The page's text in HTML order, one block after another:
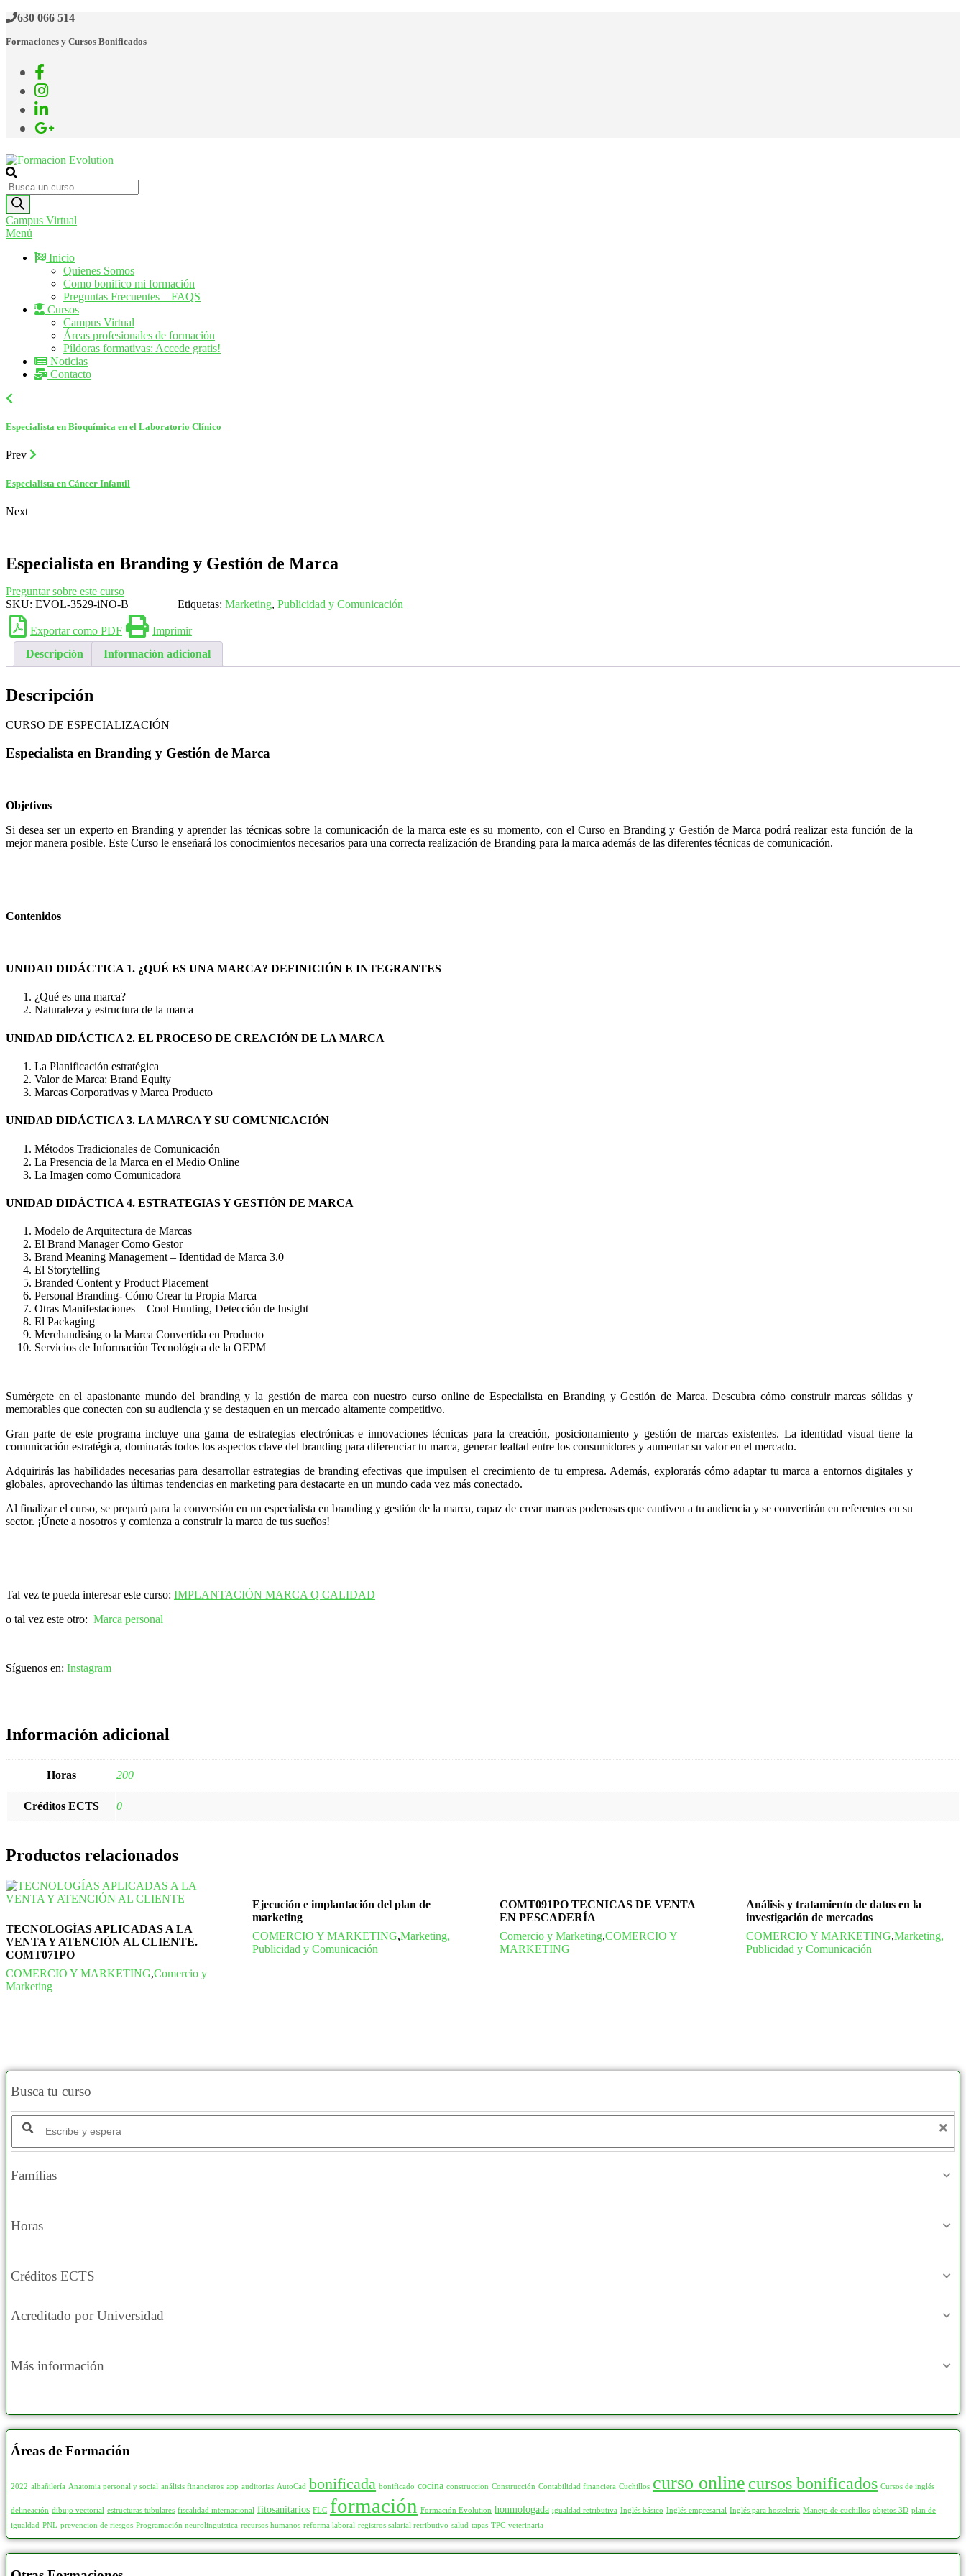
Saltar
contenido
630 066 514
Formaciones y Cursos Bonificados
Formacion Evolution
Cursos de formación continua
Búsqueda
de
productos
Campus Virtual
Menú
Inicio
Quienes Somos
Como bonifico mi formación
Preguntas Frecuentes – FAQS
Cursos
Campus Virtual
Áreas profesionales de formación
Píldoras formativas: Accede gratis!
Noticias
Contacto
Especialista en Bioquímica en el Laboratorio Clínico
Prev
Especialista en Cáncer Infantil
Next
Especialista en Branding y Gestión de Marca
Preguntar sobre este curso
SKU: EVOL-3529-iNO-B Etiquetas: Marketing, Publicidad y Comunicación
Exportar como PDF
Imprimir
Descripción
Información adicional
Descripción
CURSO DE ESPECIALIZACIÓN
Especialista en Branding y Gestión de Marca
Objetivos
Si desea ser un experto en Branding y aprender las técnicas sobre la comunicación de la marca este es su momento, con el Curso en Branding y Gestión de Marca podrá realizar esta función de la
mejor manera posible. Este Curso le enseñará los conocimientos necesarios para una correcta realización de Branding para la marca además de las diferentes técnicas de comunicación.
Contenidos
UNIDAD DIDÁCTICA 1. ¿QUÉ ES UNA MARCA? DEFINICIÓN E INTEGRANTES
¿Qué es una marca?
Naturaleza y estructura de la marca
UNIDAD DIDÁCTICA 2. EL PROCESO DE CREACIÓN DE LA MARCA
La Planificación estratégica
Valor de Marca: Brand Equity
Marcas Corporativas y Marca Producto
UNIDAD DIDÁCTICA 3. LA MARCA Y SU COMUNICACIÓN
Métodos Tradicionales de Comunicación
La Presencia de la Marca en el Medio Online
La Imagen como Comunicadora
UNIDAD DIDÁCTICA 4. ESTRATEGIAS Y GESTIÓN DE MARCA
Modelo de Arquitectura de Marcas
El Brand Manager Como Gestor
Brand Meaning Management – Identidad de Marca 3.0
El Storytelling
Branded Content y Product Placement
Personal Branding- Cómo Crear tu Propia Marca
Otras Manifestaciones – Cool Hunting, Detección de Insight
El Packaging
Merchandising o la Marca Convertida en Producto
Servicios de Información Tecnológica de la OEPM
Sumérgete en el apasionante mundo del branding y la gestión de marca con nuestro curso online de Especialista en Branding y Gestión de Marca. Descubra cómo construir marcas sólidas y
memorables que conecten con su audiencia y se destaquen en un mercado altamente competitivo.
Gran parte de este programa incluye una gama de estrategias electrónicas e innovaciones técnicas para la creación, posicionamiento y gestión de marcas existentes. La identidad visual tiene la
comunicación estratégica, dominarás todos los aspectos clave del branding para diferenciar tu marca, generar lealtad entre los consumidores y aumentar su valor en el mercado.
Adquirirás las habilidades necesarias para desarrollar estrategias de branding efectivas que impulsen el crecimiento de tu empresa. Además, explorarás cómo adaptar tu marca a entornos digitales y
globales, aprovechando las últimas tendencias en marketing para destacarte en un mundo cada vez más conectado.
Al finalizar el curso, se preparó para la conversión en un especialista en branding y gestión de la marca, capaz de crear marcas poderosas que cautiven a tu audiencia y se convertirán en referentes en su
sector. ¡Únete a nosotros y comienza a construir la marca de tus sueños!
Tal vez te pueda interesar este curso: IMPLANTACIÓN MARCA Q CALIDAD
o tal vez este otro: Marca personal
Síguenos en: Instagram
Información adicional
Horas 200
Créditos ECTS 0
Productos relacionados
TECNOLOGÍAS APLICADAS A LA
VENTA Y ATENCIÓN AL CLIENTE.
COMT071PO
COMERCIO Y MARKETING,Comercio y
Marketing
Ejecución e implantación del plan de
marketing
COMERCIO Y MARKETING,Marketing,
Publicidad y Comunicación
COMT091PO TECNICAS DE VENTA
EN PESCADERÍA
Comercio y Marketing,COMERCIO Y
MARKETING
Análisis y tratamiento de datos en la
investigación de mercados
COMERCIO Y MARKETING,Marketing,
Publicidad y Comunicación
Busca tu curso
Buscar productos:
Famílias
Horas
Créditos ECTS
Acreditado por Universidad
Más información
Áreas de Formación
2022 albañilería Anatomia personal y social análisis financieros app auditorias AutoCad bonificada bonificado cocina construccion Construcción Contabilidad financiera Cuchillos curso online cursos bonificados Cursos de inglés
delineación dibujo vectorial estructuras tubulares fiscalidad internacional fitosanitarios FLC formación Formación Evolution honmologada igualdad retributiva Inglés básico Inglés empresarial Inglés para hostelería Manejo de cuchillos objetos 3D plan de
igualdad PNL prevencion de riesgos Programación neurolinguistica recursos humanos reforma laboral registros salarial retributivo salud tapas TPC veterinaria